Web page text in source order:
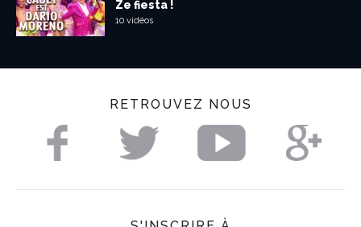
Ze fiesta !
10 vidéos
RETROUVEZ NOUS